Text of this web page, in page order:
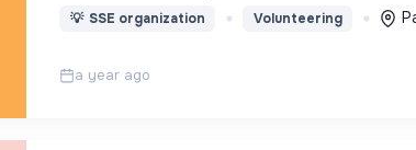
💡 SSE organization Volunteering
a year ago